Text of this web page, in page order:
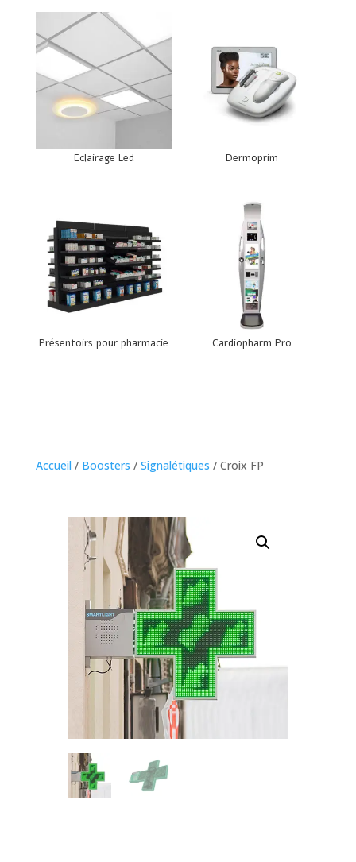
Eclairage Led Dermoprim
Présentoirs pour pharmacie Cardiopharm Pro
Accueil / Boosters / Signalétiques / Croix FP